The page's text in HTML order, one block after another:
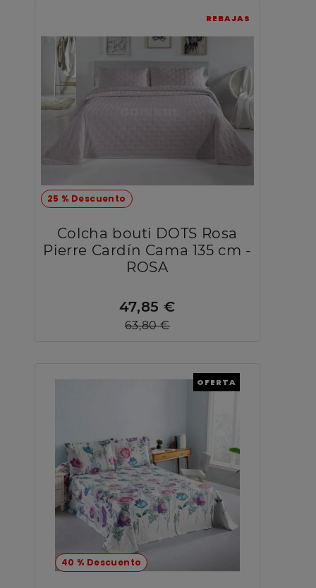
25 % Descuento
REBAJAS
Colcha bouti DOTS Rosa
Pierre Cardín Cama 135 cm -
ROSA
47,85 €
63,80 €
40 % Descuento
OFERTA